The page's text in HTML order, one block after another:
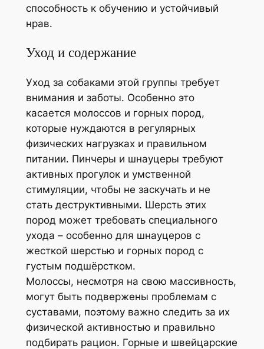
способность к обучению и устойчивый
нрав.
Уход и содержание
Уход за собаками этой группы требует
внимания и заботы. Особенно это
касается молоссов и горных пород,
которые нуждаются в регулярных
физических нагрузках и правильном
питании. Пинчеры и шнауцеры требуют
активных прогулок и умственной
стимуляции, чтобы не заскучать и не
стать деструктивными. Шерсть этих
пород может требовать специального
ухода – особенно для шнауцеров с
жесткой шерстью и горных пород с
густым подшёрстком.
Молоссы, несмотря на свою массивность,
могут быть подвержены проблемам с
суставами, поэтому важно следить за их
физической активностью и правильно
подбирать рацион. Горные и швейцарские